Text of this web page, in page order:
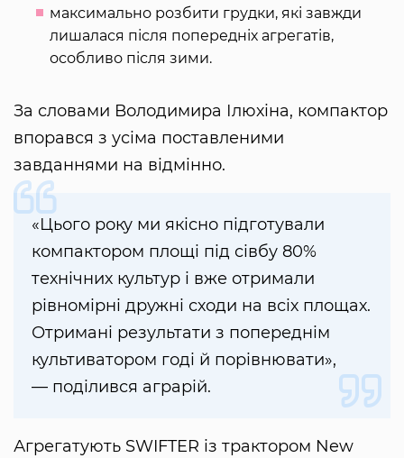
максимально розбити грудки, які завжди
лишалася після попередніх агрегатів,
особливо після зими.
За словами Володимира Ілюхіна, компактор
впорався з усіма поставленими
завданнями на відмінно.
«Цього року ми якісно підготували
компактором площі під сівбу 80%
технічних культур і вже отримали
рівномірні дружні сходи на всіх площах.
Отримані результати з попереднім
культиватором годі й порівнювати»,
— поділився аграрій.
Агрегатують SWIFTER із трактором New